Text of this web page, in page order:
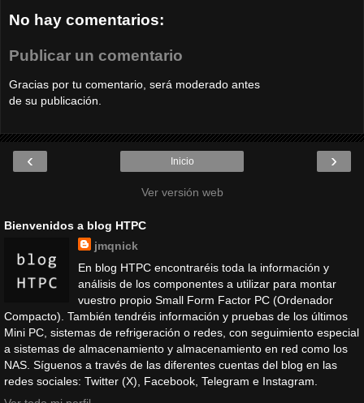
No hay comentarios:
Publicar un comentario
Gracias por tu comentario, será moderado antes
de su publicación.
‹ ›
Inicio
Ver versión web
Bienvenidos a blog HTPC
jmqnick
En blog HTPC encontraréis toda la información y
análisis de los componentes a utilizar para montar
vuestro propio Small Form Factor PC (Ordenador
Compacto). También tendréis información y pruebas de los últimos
Mini PC, sistemas de refrigeración o redes, con seguimiento especial
a sistemas de almacenamiento y almacenamiento en red como los
NAS. Síguenos a través de las diferentes cuentas del blog en las
redes sociales: Twitter (X), Facebook, Telegram e Instagram.